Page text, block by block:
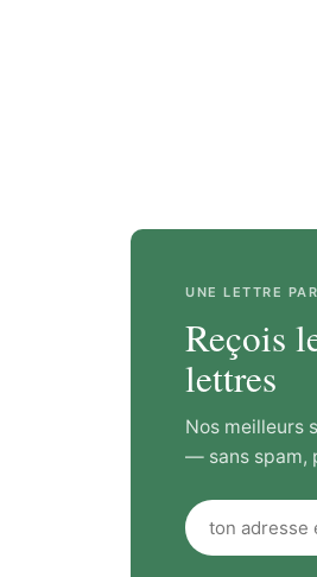
UNE LETTRE
Reçois
lettres
Nos meilleurs
— sans spam,